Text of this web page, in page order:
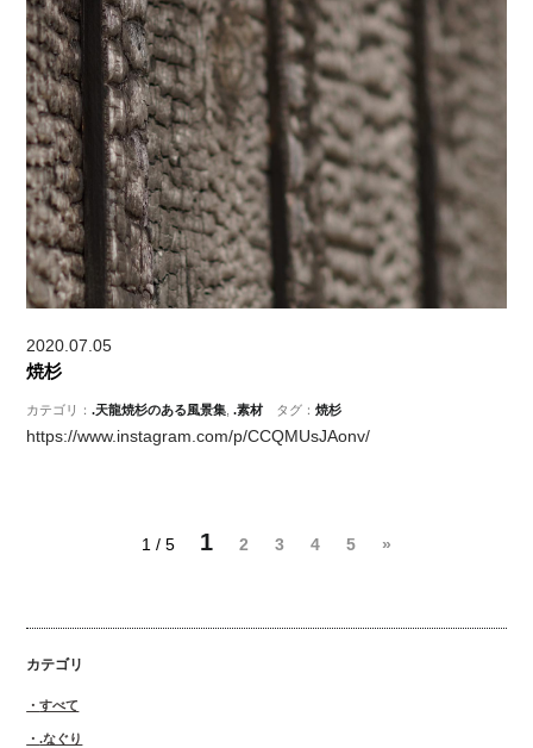
2020.07.05
焼杉
カテゴリ：.天龍焼杉のある風景集 ,.素材 タグ：焼杉
https://www.instagram.com/p/CCQMUsJAonv/
1 / 5 1 2 3 4 5 »
カテゴリ
すべて
.なぐり